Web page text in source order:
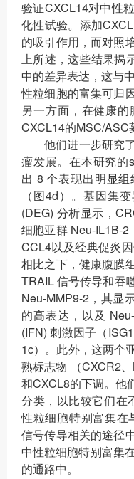
验证CXCL14对中性
化性试验。添加
的吸引作用，而对照
上所述，这些结果揭
中的差异表达，这与
性粒细胞的富集可归
另一方面，在健康
CXCL14的MSC/ASC
他们进一步研究
瘤发展。在本研究的
出 8 个表现出明显
（图4d）。基因集
(DEG) 分析显示，
细胞亚群 Neu-IL1B-
CCL4以及经典促炎
相比之下，健康腹膜
TRAIL 信号传导和吞
Neu-MMP9-2，其显
的高表达，以及
(IFN) 刺激因子（
1c）。此外，这两个
熟标志物 （CXCR2
和CXCL8的下调。他
分类，以比较它们在
性粒细胞特别富集在
信号传导相关的途径
中性粒细胞特别富集
的通路中。